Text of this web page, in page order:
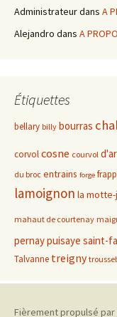
Administrateurdans A
Alejandro dans A
Étiquettes
bellary billy bourras
corvolcosne courvol
du broc entrains forge
lamoignon la
mahaut de courtenay
pernaypuisaye saint-
Talvanne treigny
Fièrement propulsé par